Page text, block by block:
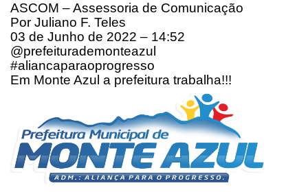
ASCOM – Assessoria de Comunicação
Por Juliano F. Teles
03 de Junho de 2022 – 14:52
@prefeiturademonteazul
#aliancaparaoprogresso
Em Monte Azul a prefeitura trabalha!!!